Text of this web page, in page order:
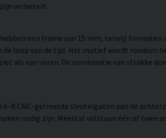
verbetert.
een frame van 15 mm, terwijl formaten
loop van de tijd. Het motief wordt rondom
van voren. De combinatie van strakke
CNC-gefreesde sleutelgaten aan de
nodig zijn. Meestal volstaan één of twee